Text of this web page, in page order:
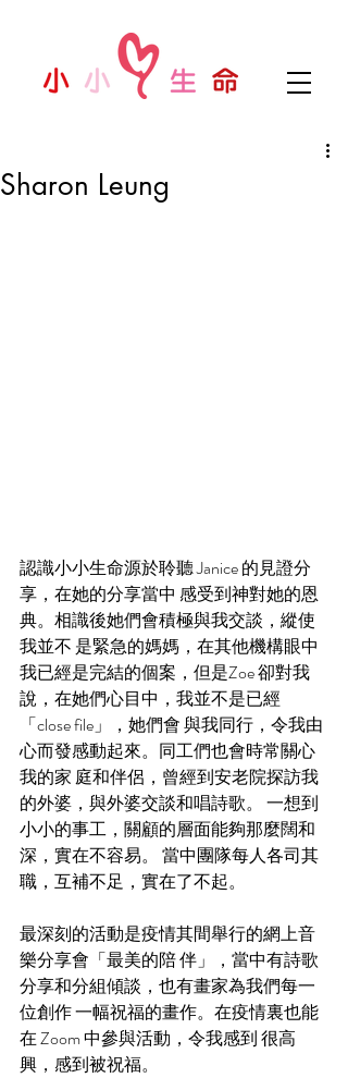
Sharon Leung
認識小小生命源於聆聽 Janice 的見證分
享，在她的分享當中 感受到神對她的恩
典。相識後她們會積極與我交談，縱使
我並不 是緊急的媽媽，在其他機構眼中
我已經是完結的個案，但是Zoe 卻對我
說，在她們心目中，我並不是已經
「close file」，她們會 與我同行，令我由
心而發感動起來。同工們也會時常關心
我的家 庭和伴侶，曾經到安老院探訪我
的外婆，與外婆交談和唱詩歌。 一想到
小小的事工，關顧的層面能夠那麼闊和
深，實在不容易。 當中團隊每人各司其
職，互補不足，實在了不起。
最深刻的活動是疫情其間舉行的網上音
樂分享會「最美的陪 伴」，當中有詩歌
分享和分組傾談，也有畫家為我們每一
位創作 一幅祝福的畫作。在疫情裏也能
在 Zoom 中參與活動，令我感到 很高
興，感到被祝福。